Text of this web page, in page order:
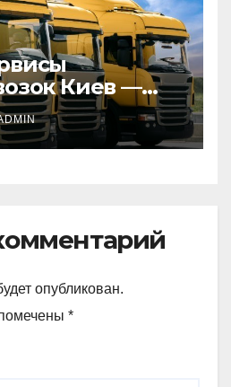
Киев —
для
опубликован.
*